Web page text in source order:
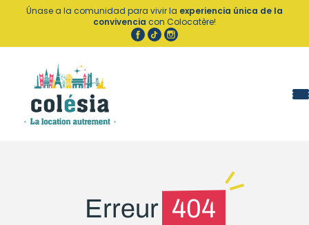
Panel de gestión de cookies
Únase a la comunidad para vivir la experiencia única de la
convivencia con Colocatère!
Erreur 404